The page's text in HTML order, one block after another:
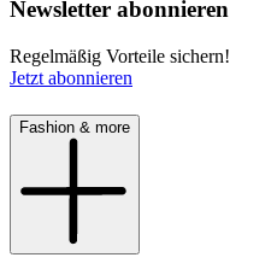
Newsletter abonnieren
Regelmäßig Vorteile sichern!
Jetzt abonnieren
Fashion & more